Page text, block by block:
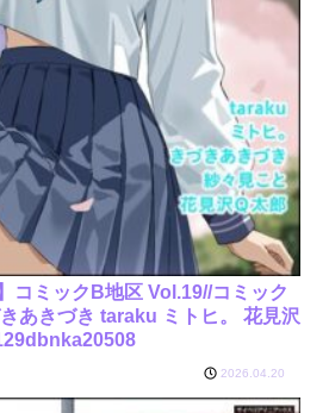
コミックB地区 Vol.19//コミック
あきづき taraku ミトヒ。 花見沢
2026.04.20